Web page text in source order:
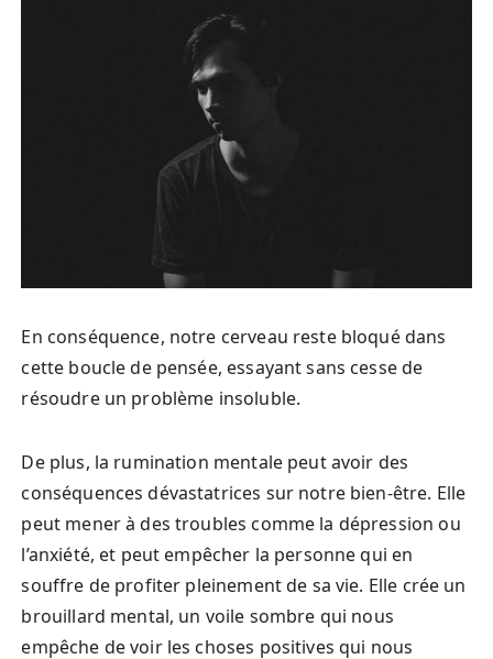
En conséquence, notre cerveau reste bloqué dans
cette boucle de pensée, essayant sans cesse de
résoudre un problème insoluble.
De plus, la rumination mentale peut avoir des
conséquences dévastatrices sur notre bien-être. Elle
peut mener à des troubles comme la dépression ou
l’anxiété, et peut empêcher la personne qui en
souffre de profiter pleinement de sa vie. Elle crée un
brouillard mental, un voile sombre qui nous
empêche de voir les choses positives qui nous